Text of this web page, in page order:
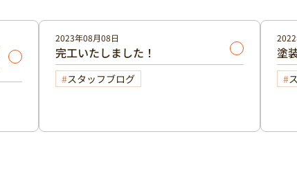
2023年08月08日
完工いたしました！
スタッフブログ
塗